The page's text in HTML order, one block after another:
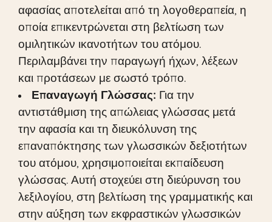
αφασίας αποτελείται από τη λογοθεραπεία, η
οποία επικεντρώνεται στη βελτίωση των
ομιλητικών ικανοτήτων του ατόμου.
Περιλαμβάνει την παραγωγή ήχων, λέξεων
και προτάσεων με σωστό τρόπο.
Επαναγωγή Γλώσσας: Για την
αντιστάθμιση της απώλειας γλώσσας μετά
την αφασία και τη διευκόλυνση της
επαναπόκτησης των γλωσσικών δεξιοτήτων
του ατόμου, χρησιμοποιείται εκπαίδευση
γλώσσας. Αυτή στοχεύει στη διεύρυνση του
λεξιλογίου, στη βελτίωση της γραμματικής και
στην αύξηση των εκφραστικών γλωσσικών